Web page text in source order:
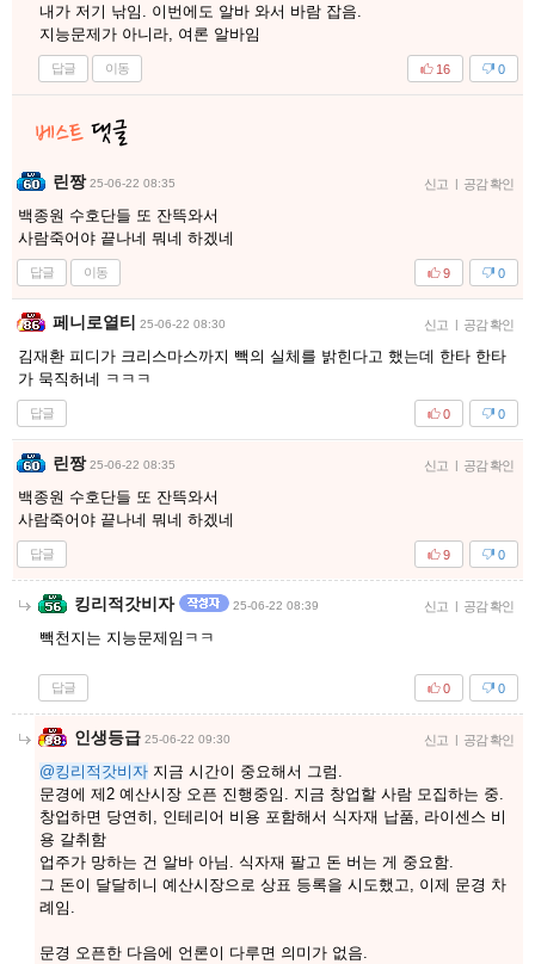
내가 저기 낚임. 이번에도 알바 와서 바람 잡음.
지능문제가 아니라, 여론 알바임
답글 이동 0
16
린짱 25-06-22 08:35 신고 | 공감 확인
백종원 수호단들 또 잔뜩와서
사람죽어야 끝나네 뭐네 하겠네
답글 이동 0
9
페니로열티 25-06-22 08:30 신고 | 공감 확인
김재환 피디가 크리스마스까지 빽의 실체를 밝힌다고 했는데 한타 한타
가 묵직허네 ㅋㅋㅋ
답글 0
0
린짱 25-06-22 08:35 신고 | 공감 확인
백종원 수호단들 또 잔뜩와서
사람죽어야 끝나네 뭐네 하겠네
답글 0
9
킹리적갓비자 25-06-22 08:39 신고 | 공감 확인
빽천지는 지능문제임ㅋㅋ
답글 0
0
인생등급 25-06-22 09:30 신고 | 공감 확인
@킹리적갓비자 지금 시간이 중요해서 그럼.
문경에 제2 예산시장 오픈 진행중임. 지금 창업할 사람 모집하는 중.
창업하면 당연히, 인테리어 비용 포함해서 식자재 납품, 라이센스 비
용 갈취함
업주가 망하는 건 알바 아님. 식자재 팔고 돈 버는 게 중요함.
그 돈이 달달히니 예산시장으로 상표 등록을 시도했고, 이제 문경 차
례임.
문경 오픈한 다음에 언론이 다루면 의미가 없음.